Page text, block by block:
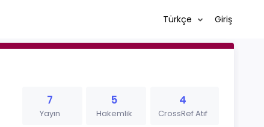
Türkçe Giriş
7
Yayın
5
Hakemlik
4
CrossRef Atıf